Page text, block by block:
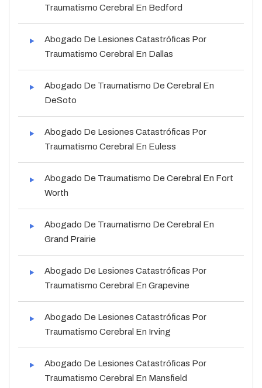
Traumatismo Cerebral En Bedford
Abogado De Lesiones Catastróficas Por
Traumatismo Cerebral En Dallas
Abogado De Traumatismo De Cerebral En
DeSoto
Abogado De Lesiones Catastróficas Por
Traumatismo Cerebral En Euless
Abogado De Traumatismo De Cerebral En Fort
Worth
Abogado De Traumatismo De Cerebral En
Grand Prairie
Abogado De Lesiones Catastróficas Por
Traumatismo Cerebral En Grapevine
Abogado De Lesiones Catastróficas Por
Traumatismo Cerebral En Irving
Abogado De Lesiones Catastróficas Por
Traumatismo Cerebral En Mansfield